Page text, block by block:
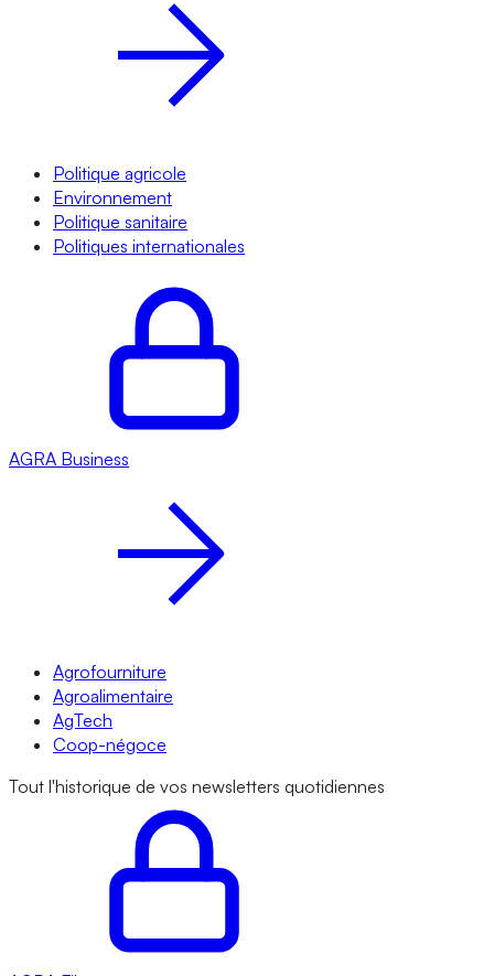
Politique agricole
Environnement
Politique sanitaire
Politiques internationales
AGRA Business
Agrofourniture
Agroalimentaire
AgTech
Coop-négoce
Tout l'historique de vos newsletters quotidiennes